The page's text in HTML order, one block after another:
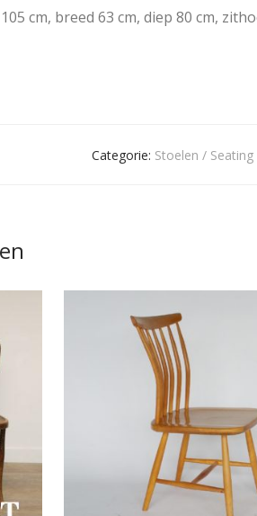
cm, breed 63 cm, diep 80 cm,
Categorie: Stoelen / Seating